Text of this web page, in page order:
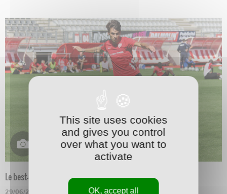
Le best-of de Marchetti
29/06/2020
This site uses cookies
and gives you control
over what you want to
activate
OK, accept all